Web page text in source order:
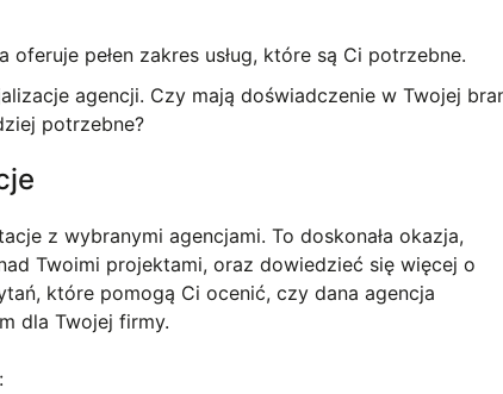
oferuje pełen zakres usług, które są Ci potrzebne.
agencji. Czy mają doświadczenie w Twojej
potrzebne?
z wybranymi agencjami. To doskonała okazja,
Twoimi projektami, oraz dowiedzieć się więcej o
które pomogą Ci ocenić, czy dana agencja
dla Twojej firmy.